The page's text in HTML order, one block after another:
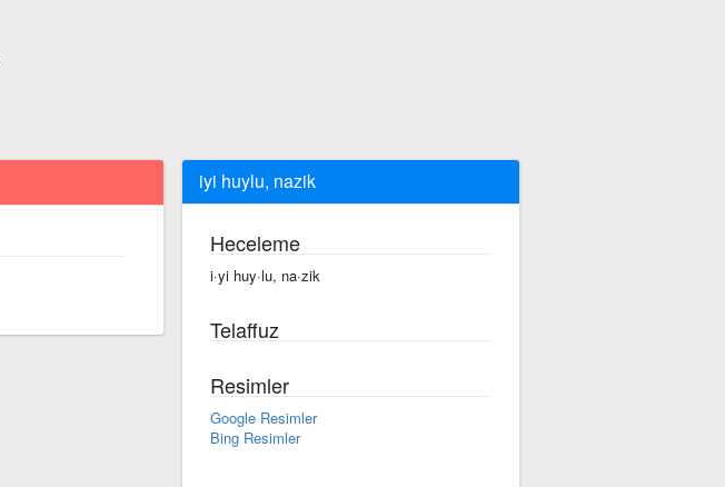
iyi huylu, nazik
Heceleme
i·yi huy·lu, na·zik
Telaffuz
Resimler
Google Resimler
Bing Resimler